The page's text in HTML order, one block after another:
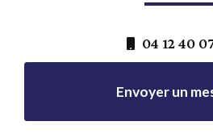
04 12 40
Envoyer un